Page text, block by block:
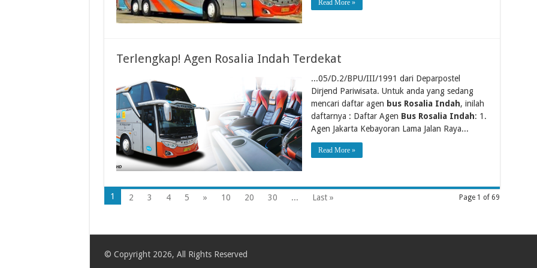
Read More »
Terlengkap! Agen Rosalia Indah Terdekat
...05/D.2/BPU/III/1991 dari Deparpostel
Dirjend Pariwisata. Untuk anda yang sedang
mencari daftar agen bus Rosalia Indah, inilah
daftarnya : Daftar Agen Bus Rosalia Indah: 1.
Agen Jakarta Kebayoran Lama Jalan Raya...
Read More »
Page 1 of 69
1 2 3 4 5 » 10 20 30 ... Last »
© Copyright 2026, All Rights Reserved